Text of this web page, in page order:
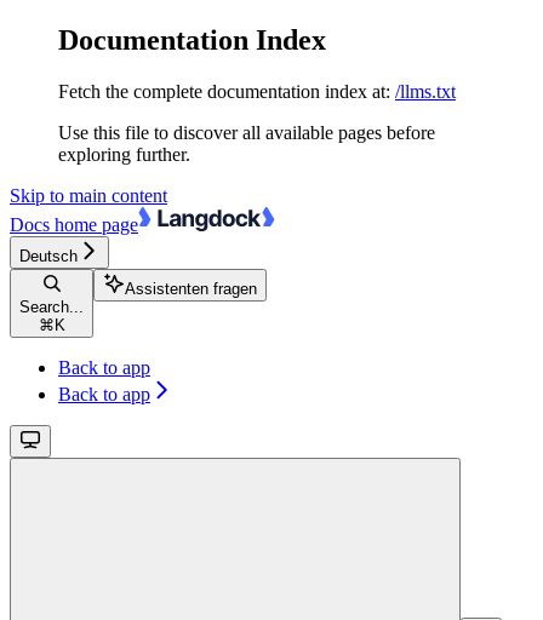
Documentation Index
Fetch the complete documentation index at: /llms.txt
Use this file to discover all available pages before
exploring further.
Skip to main content
Docs home page
Deutsch
Search...
⌘ K
Assistenten fragen
Back to app
Back to app